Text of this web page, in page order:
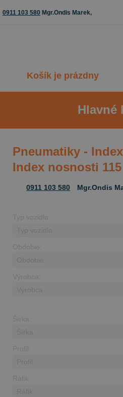
0911 103 580 Mgr.Ondis Marek,
Košík je prázdny
Hlavné
Pneumatiky -
Index nosnosti 115
0911 103 580 Mgr.Ondis
Typ vozidla:
Obdobie:
Výrobca:
Šírka:
Profil:
Ráfik: